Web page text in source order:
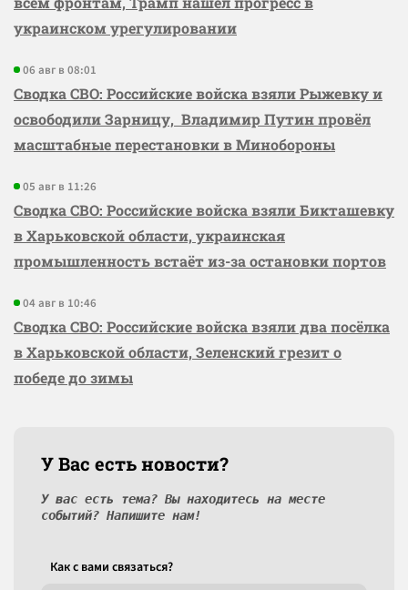
украинском урегулировании
06 авг в 08:01
Сводка СВО: Российские войска взяли Рыжевку и
освободили Зарницу, Владимир Путин провёл
масштабные перестановки в Минобороны
05 авг в 11:26
Сводка СВО: Российские войска взяли Бикташевку
в Харьковской области, украинская
промышленность встаёт из-за остановки портов
04 авг в 10:46
Сводка СВО: Российские войска взяли два посёлка
в Харьковской области, Зеленский грезит о
победе до зимы
У Вас есть новости?
У вас есть тема? Вы находитесь на месте
событий? Напишите нам!
Как c вами связаться?